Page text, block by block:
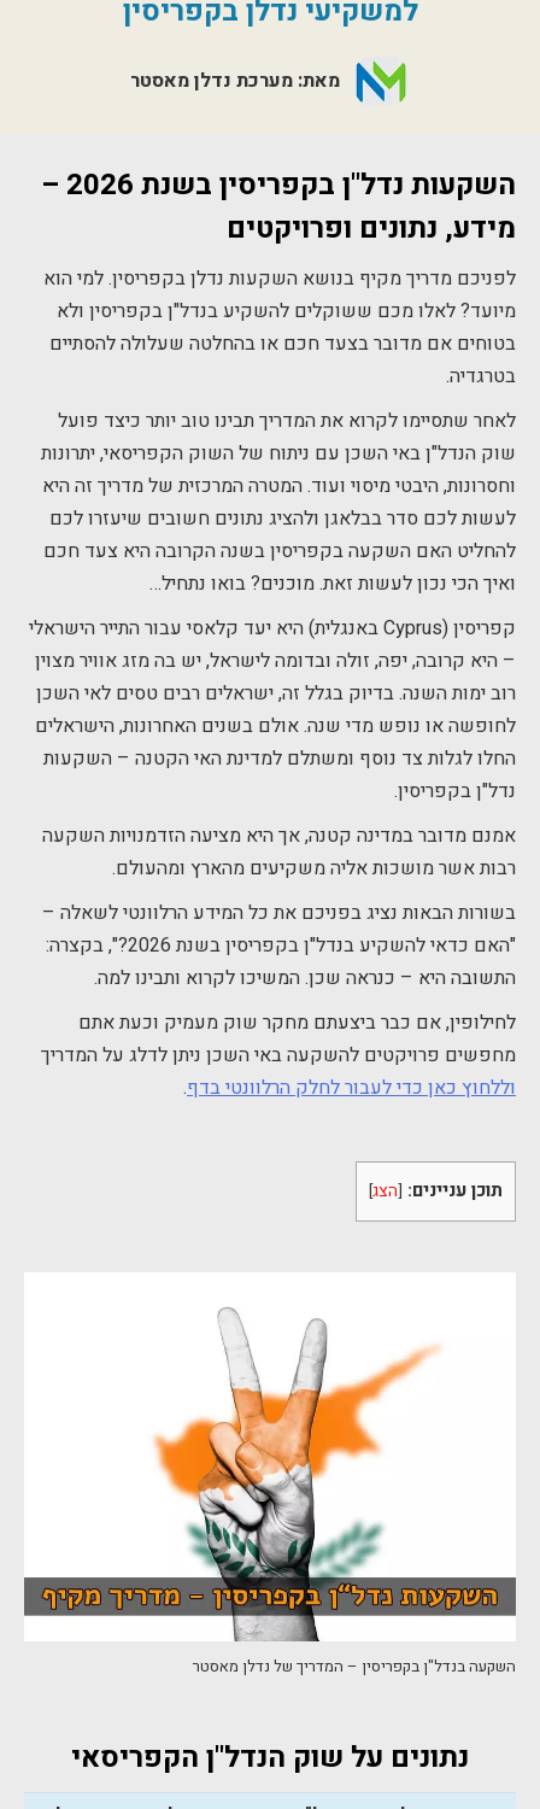
למשקיעי נדלן בקפריסין
מאת: מערכת נדלן מאסטר
השקעות נדל"ן בקפריסין בשנת 2026 –
מידע, נתונים ופרויקטים
לפניכם מדריך מקיף בנושא השקעות נדלן בקפריסין. למי הוא
מיועד? לאלו מכם ששוקלים להשקיע בנדל"ן בקפריסין ולא
בטוחים אם מדובר בצעד חכם או בהחלטה שעלולה להסתיים
בטרגדיה.
לאחר שתסיימו לקרוא את המדריך תבינו טוב יותר כיצד פועל
שוק הנדל"ן באי השכן עם ניתוח של השוק הקפריסאי, יתרונות
וחסרונות, היבטי מיסוי ועוד. המטרה המרכזית של מדריך זה היא
לעשות לכם סדר בבלאגן ולהציג נתונים חשובים שיעזרו לכם
להחליט האם השקעה בקפריסין בשנה הקרובה היא צעד חכם
ואיך הכי נכון לעשות זאת. מוכנים? בואו נתחיל…
קפריסין (Cyprus באנגלית) היא יעד קלאסי עבור התייר הישראלי
– היא קרובה, יפה, זולה ובדומה לישראל, יש בה מזג אוויר מצוין
רוב ימות השנה. בדיוק בגלל זה, ישראלים רבים טסים לאי השכן
לחופשה או נופש מדי שנה. אולם בשנים האחרונות, הישראלים
החלו לגלות צד נוסף ומשתלם למדינת האי הקטנה – השקעות
נדל"ן בקפריסין.
אמנם מדובר במדינה קטנה, אך היא מציעה הזדמנויות השקעה
רבות אשר מושכות אליה משקיעים מהארץ ומהעולם.
בשורות הבאות נציג בפניכם את כל המידע הרלוונטי לשאלה –
"האם כדאי להשקיע בנדל"ן בקפריסין בשנת 2026?", בקצרה:
התשובה היא – כנראה שכן. המשיכו לקרוא ותבינו למה.
לחילופין, אם כבר ביצעתם מחקר שוק מעמיק וכעת אתם
מחפשים פרויקטים להשקעה באי השכן ניתן לדלג על המדריך
וללחוץ כאן כדי לעבור לחלק הרלוונטי בדף.
תוכן עניינים: [הצג]
השקעה בנדל"ן בקפריסין – המדריך של נדלן מאסטר
נתונים על שוק הנדל"ן הקפריסאי